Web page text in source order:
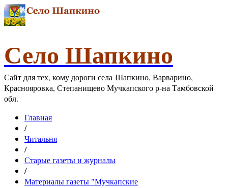
Село Шапкино
Сайт для тех, кому дороги села Шапкино, Варварино,
Краснояровка, Степанищево Мучкапского р-на Тамбовской
обл.
Главная
/
Читальня
/
Старые газеты и журналы
/
Материалы газеты "Мучкапские